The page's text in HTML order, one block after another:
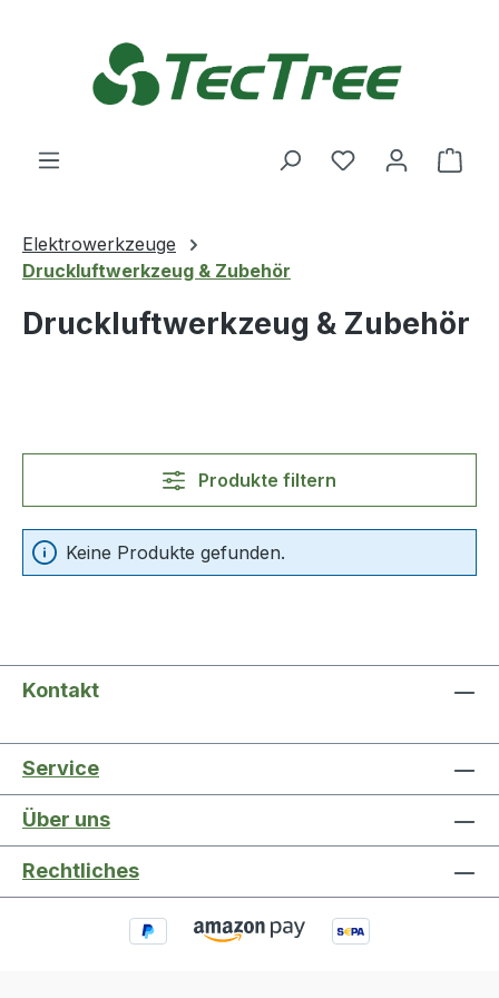
Du hast 0
Elektrowerkzeuge
Druckluftwerkzeug & Zubehör
Druckluftwerkzeug & Zubehör
Produkte filtern
Keine Produkte gefunden.
Kontakt
Service
Über uns
Rechtliches